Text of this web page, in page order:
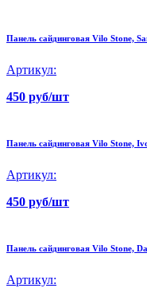
Панель сайдинговая Vilo Stone,
Артикул:
450 руб/шт
Панель сайдинговая Vilo Stone,
Артикул:
450 руб/шт
Панель сайдинговая Vilo Stone,
Артикул: